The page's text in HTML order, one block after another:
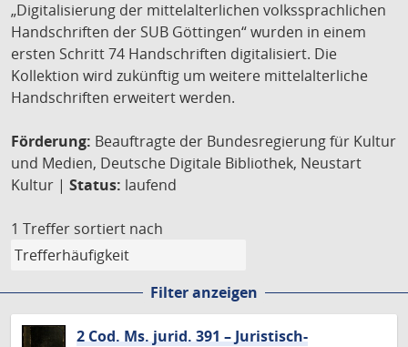
„Digitalisierung der mittelalterlichen volkssprachlichen
Handschriften der SUB Göttingen“ wurden in einem
ersten Schritt 74 Handschriften digitalisiert. Die
Kollektion wird zukünftig um weitere mittelalterliche
Handschriften erweitert werden.
Förderung: Beauftragte der Bundesregierung für Kultur
und Medien, Deutsche Digitale Bibliothek, Neustart
Kultur | Status: laufend
1 Treffer sortiert nach
Filter anzeigen
2 Cod. Ms. jurid. 391 – Juristisch-